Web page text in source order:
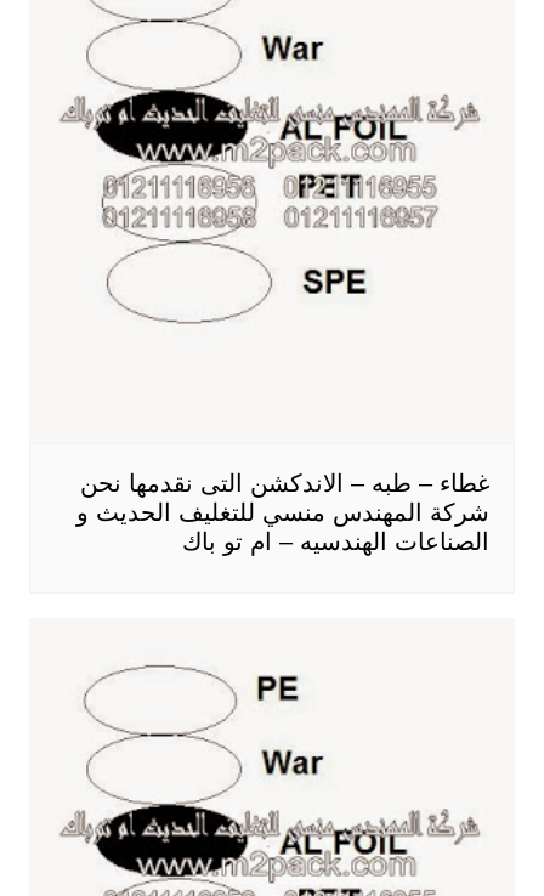
غطاء – طبه – الاندكشن التى نقدمها نحن
شركة المهندس منسي للتغليف الحديث و
الصناعات الهندسيه – ام تو باك